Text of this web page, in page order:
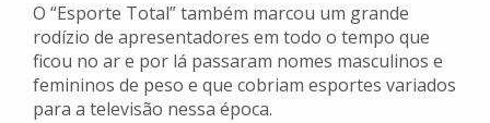
O “Esporte Total” também marcou um grande
rodízio de apresentadores em todo o tempo que
ficou no ar e por lá passaram nomes masculinos e
femininos de peso e que cobriam esportes variados
para a televisão nessa época.